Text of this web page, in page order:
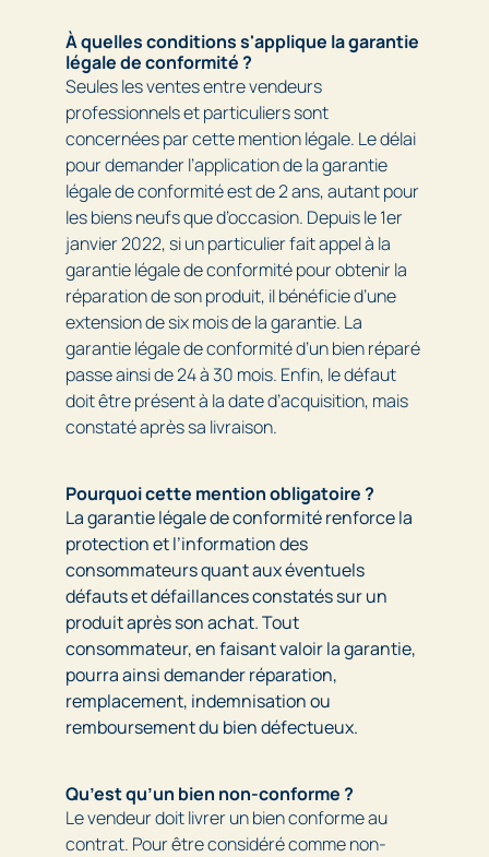
À quelles conditions s'applique la garantie
légale de conformité ?
Seules les ventes entre vendeurs
professionnels et particuliers sont
concernées par cette mention légale. Le délai
pour demander l’application de la garantie
légale de conformité est de 2 ans, autant pour
les biens neufs que d’occasion. Depuis le 1er
janvier 2022, si un particulier fait appel à la
garantie légale de conformité pour obtenir la
réparation de son produit, il bénéficie d’une
extension de six mois de la garantie. La
garantie légale de conformité d’un bien réparé
passe ainsi de 24 à 30 mois. Enfin, le défaut
doit être présent à la date d’acquisition, mais
constaté après sa livraison.
Pourquoi cette mention obligatoire ?
La garantie légale de conformité renforce la
protection et l’information des
consommateurs quant aux éventuels
défauts et défaillances constatés sur un
produit après son achat. Tout
consommateur, en faisant valoir la garantie,
pourra ainsi demander réparation,
remplacement, indemnisation ou
remboursement du bien défectueux.
Qu’est qu’un bien non-conforme ?
Le vendeur doit livrer un bien conforme au
contrat. Pour être considéré comme non-